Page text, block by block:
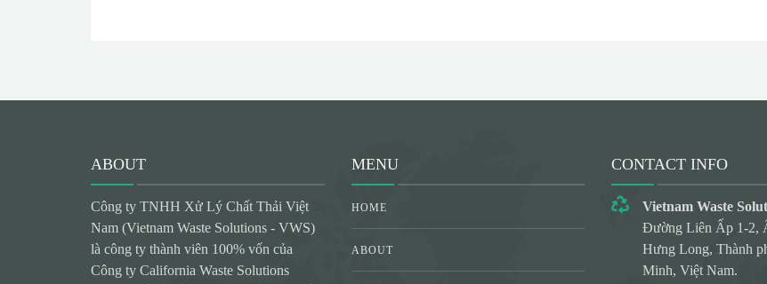
ABOUT
Công ty TNHH Xử Lý Chất Thải Việt
Nam (Vietnam Waste Solutions - VWS)
là công ty thành viên 100% vốn của
Công ty California Waste Solutions
MENU
HOME
ABOUT
CONTACT INFO
Vietnam Waste
Đường Liên Ấp 1-2,
Hưng Long, Thành
Minh, Việt Nam.